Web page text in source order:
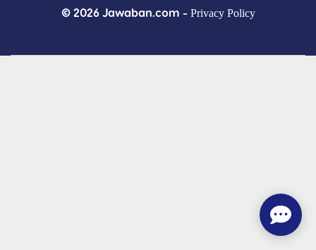
© 2026 Jawaban.com - Privacy Policy